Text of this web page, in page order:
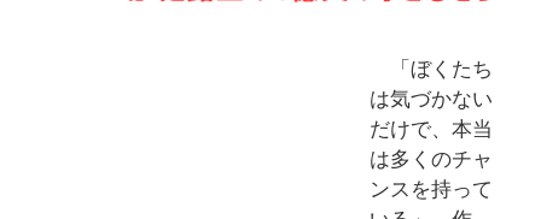
「ぼくたち
は気づかない
だけで、本当
は多くのチャ
ンスを持って